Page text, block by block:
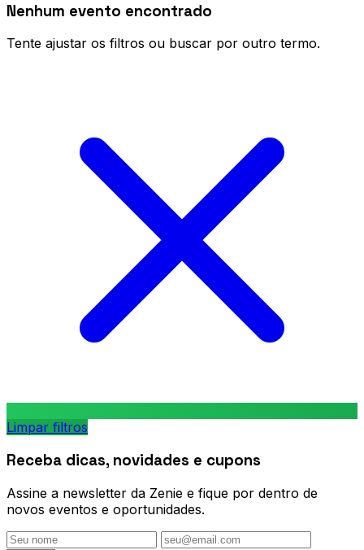
Nenhum evento encontrado
Tente ajustar os filtros ou buscar por outro termo.
Limpar filtros
Receba dicas, novidades e cupons
Assine a newsletter da Zenie e fique por dentro de
novos eventos e oportunidades.